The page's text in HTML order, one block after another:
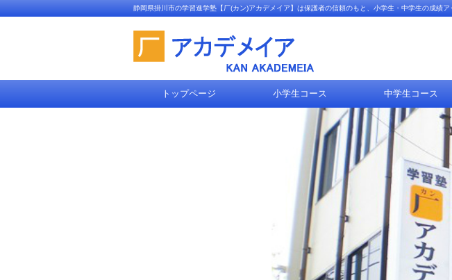
静岡県掛川市の学習進学塾【厂(カン)アカデメイア】は保護者の信頼のもと、小学生・中学生の成績
トップページ 小学生コース 中学生コース